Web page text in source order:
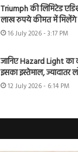
Triumph की लिमिटेड
लाख रुपये कीमत में मिलेंगे
16 July 2026 - 3:17 PM
जानिए Hazard Light
इसका इस्तेमाल, ज्यादातर
12 July 2026 - 6:14 PM